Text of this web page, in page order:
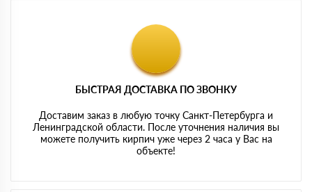
БЫСТРАЯ ДОСТАВКА ПО ЗВОНКУ
Доставим заказ в любую точку Санкт-Петербурга и
Ленинградской области. После уточнения наличия вы
можете получить кирпич уже через 2 часа у Вас на
объекте!